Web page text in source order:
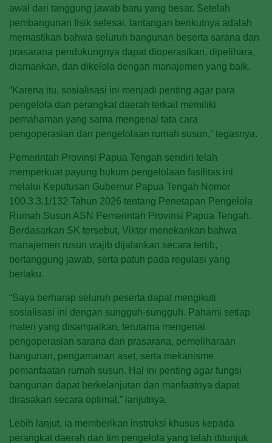
awal dari tanggung jawab baru yang besar. Setelah
pembangunan fisik selesai, tantangan berikutnya adalah
memastikan bahwa seluruh bangunan beserta sarana dan
prasarana pendukungnya dapat dioperasikan, dipelihara,
diamankan, dan dikelola dengan manajemen yang baik.
“Karena itu, sosialisasi ini menjadi penting agar para
pengelola dan perangkat daerah terkait memiliki
pemahaman yang sama mengenai tata cara
pengoperasian dan pengelolaan rumah susun,” tegasnya.
Pemerintah Provinsi Papua Tengah sendiri telah
memperkuat payung hukum pengelolaan fasilitas ini
melalui Keputusan Gubernur Papua Tengah Nomor
100.3.3.1/132 Tahun 2026 tentang Penetapan Pengelola
Rumah Susun ASN Pemerintah Provinsi Papua Tengah.
Berdasarkan SK tersebut, Viktor menekankan bahwa
manajemen rusun wajib dijalankan secara tertib,
bertanggung jawab, serta patuh pada regulasi yang
berlaku.
“Saya berharap seluruh peserta dapat mengikuti
sosialisasi ini dengan sungguh-sungguh. Pahami setiap
materi yang disampaikan, terutama mengenai
pengoperasian sarana dan prasarana, pemeliharaan
bangunan, pengamanan aset, serta mekanisme
pemanfaatan rumah susun. Hal ini penting agar fungsi
bangunan dapat berkelanjutan dan manfaatnya dapat
dirasakan secara optimal,” lanjutnya.
Lebih lanjut, ia memberikan instruksi khusus kepada
perangkat daerah dan tim pengelola yang telah ditunjuk